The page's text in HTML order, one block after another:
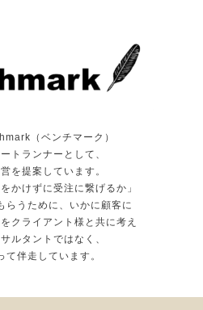
（ベンチマーク）
トランナーとして、
を提案しています。
かけずに受注に繋げるか」
らうために、いかに顧客に
クライアント様と共に考え
ルタントではなく、
て伴走しています。